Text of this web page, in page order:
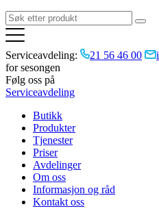
Serviceavdeling: 21 56 46 00
for sesongen
Følg oss på
Serviceavdeling
Butikk
Produkter
Tjenester
Priser
Avdelinger
Om oss
Informasjon og råd
Kontakt oss